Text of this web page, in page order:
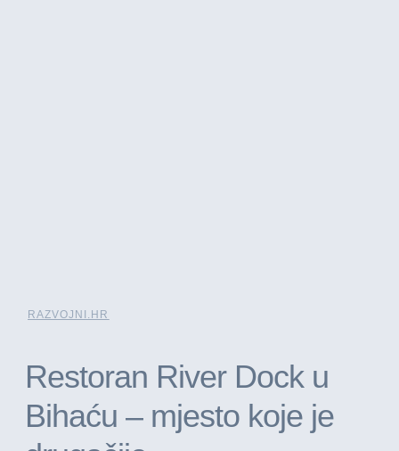
RAZVOJNI.HR
Restoran River Dock u
Bihaću – mjesto koje je